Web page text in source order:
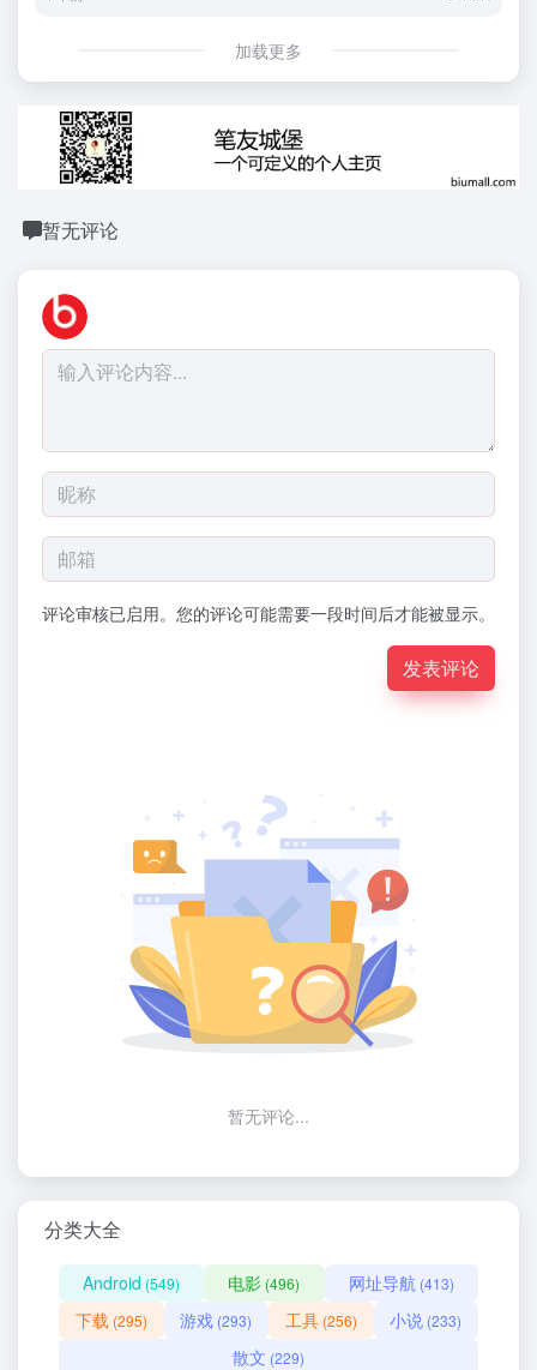
加载更多
暂无评论
评论审核已启用。您的评论可能需要一段时间后才能被显示。
发表评论
暂无评论...
分类大全
Android (549) 电影 (496) 网址导航 (413)
下载 (295) 游戏 (293) 工具(256) 小说 (233)
散文 (229)